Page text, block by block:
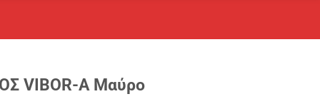
VIBOR-A Μαύρο